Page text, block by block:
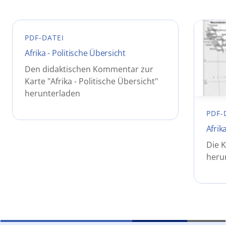
PDF-DATEI
Afrika - Politische Übersicht
Den didaktischen Kommentar zur
Karte "Afrika - Politische Übersicht"
herunterladen
PDF-
Die